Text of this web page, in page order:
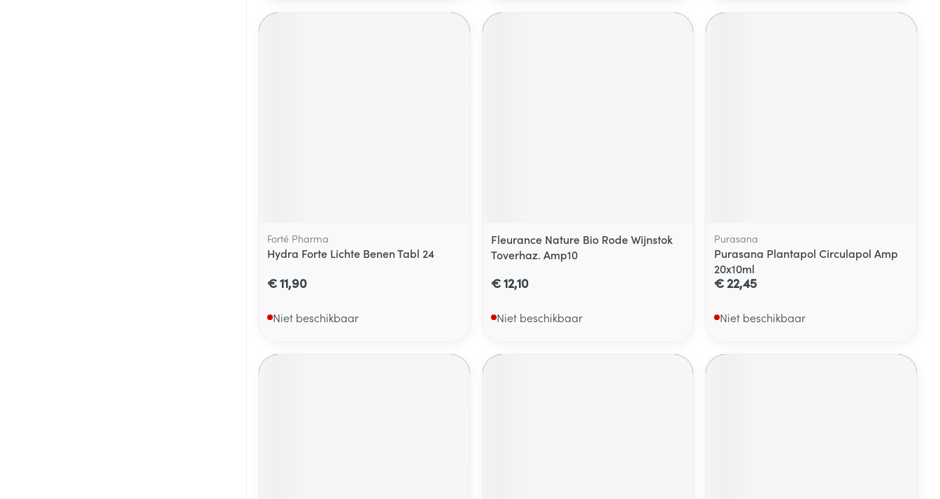
Forté Pharma
Hydra Forte Lichte Benen Tabl 24
€ 11,90
Niet beschikbaar
Fleurance Nature Bio Rode Wijnstok
Toverhaz. Amp10
€ 12,10
Niet beschikbaar
Purasana
Purasana Plantapol Circulapol Amp
20x10ml
€ 22,45
Niet beschikbaar